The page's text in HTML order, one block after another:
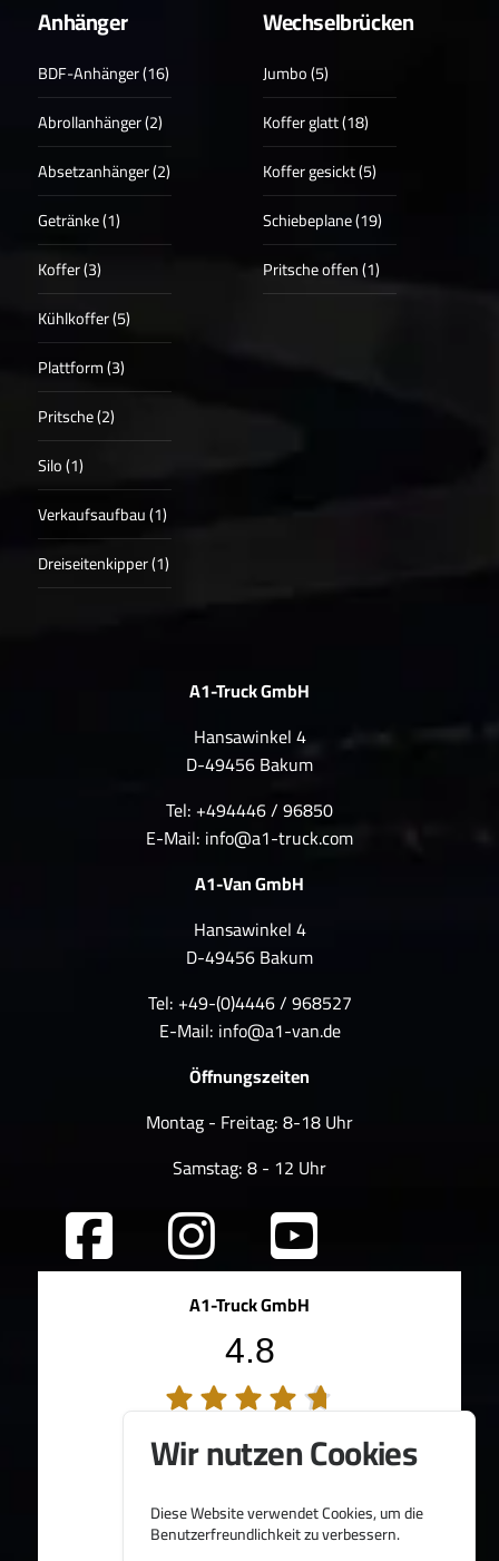
Anhänger
BDF-Anhänger (16)
Abrollanhänger (2)
Absetzanhänger (2)
Getränke (1)
Koffer (3)
Kühlkoffer (5)
Plattform (3)
Pritsche (2)
Silo (1)
Verkaufsaufbau (1)
Dreiseitenkipper (1)
Wechselbrücken
Jumbo (5)
Koffer glatt (18)
Koffer gesickt (5)
Schiebeplane (19)
Pritsche offen (1)
A1-Truck GmbH
Hansawinkel 4
D-49456 Bakum
Tel: +494446 / 96850
E-Mail: info@a1-truck.com
A1-Van GmbH
Hansawinkel 4
D-49456 Bakum
Tel: +49-(0)4446 / 968527
E-Mail: info@a1-van.de
Öffnungszeiten
Montag - Freitag: 8-18 Uhr
Samstag: 8 - 12 Uhr
A1-Truck GmbH
4.8
100%Weiterempfehlungen
Bereitgestellt von
Wir nutzen Cookies
Diese Website verwendet Cookies, um die
Benutzerfreundlichkeit zu verbessern.